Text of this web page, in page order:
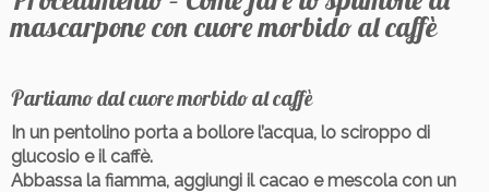
mascarpone con cuore morbido al caffè
Partiamo dal cuore morbido al caffè
In un pentolino porta a bollore l’acqua, lo sciroppo di
glucosio e il caffè.
Abbassa la fiamma, aggiungi il cacao e mescola con un